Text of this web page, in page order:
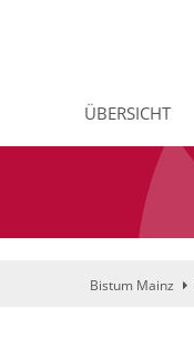
ÜBERSICHT
Bistum Mainz